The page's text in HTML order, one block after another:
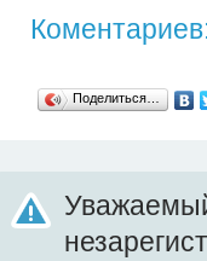
Поделиться…